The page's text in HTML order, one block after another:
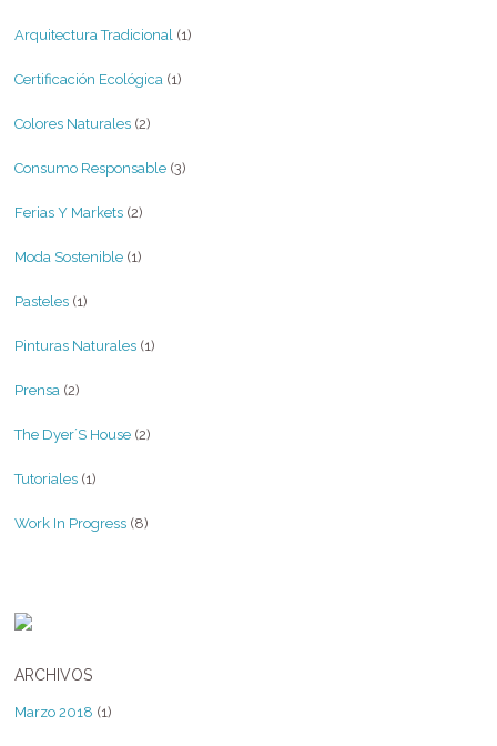
Arquitectura Tradicional (1)
Certificación Ecológica (1)
Colores Naturales (2)
Consumo Responsable (3)
Ferias Y Markets (2)
Moda Sostenible (1)
Pasteles (1)
Pinturas Naturales (1)
Prensa (2)
The Dyer´s House (2)
Tutoriales (1)
Work In Progress (8)
ARCHIVOS
Marzo 2018 (1)